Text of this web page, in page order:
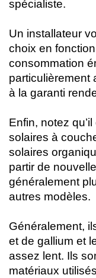
spécialiste.
Un installateur
choix en
consommation
particulièrement
à la garanti
Enfin, notez
solaires à
solaires
partir de
généralement
autres modèles.
Généralement,
et de gallium et
assez lent. Ils
matériaux